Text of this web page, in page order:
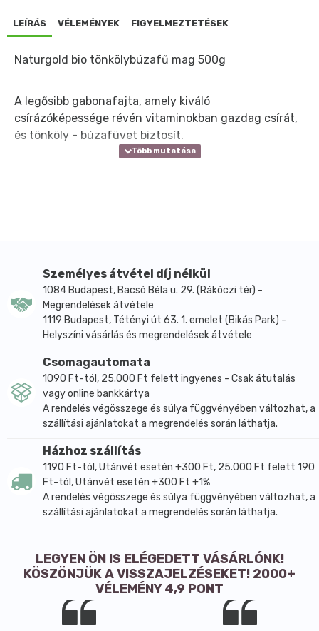
LEÍRÁS VÉLEMÉNYEK FIGYELMEZTETÉSEK
Naturgold bio tönkölybúzafű mag 500g
A legősibb gabonafajta, amely kiváló
csírázóképessége révén vitaminokban gazdag csírát,
és tönköly - búzafüvet biztosít.
Személyes átvétel díj nélkül
1084 Budapest, Bacsó Béla u. 29. (Rákóczi tér) -
Megrendelések átvétele
1119 Budapest, Tétényi út 63. 1. emelet (Bikás Park) -
Helyszíni vásárlás és megrendelések átvétele
Csomagautomata
1090 Ft-tól, 25.000 Ft felett ingyenes - Csak átutalás
vagy online bankkártya
A rendelés végösszege és súlya függvényében változhat, a
szállítási ajánlatokat a megrendelés során láthatja.
Házhoz szállítás
1190 Ft-tól, Utánvét esetén +300 Ft, 25.000 Ft felett 190
Ft-tól, Utánvét esetén +300 Ft +1%
A rendelés végösszege és súlya függvényében változhat, a
szállítási ajánlatokat a megrendelés során láthatja.
LEGYEN ÖN IS ELÉGEDETT VÁSÁRLÓNK!
KÖSZÖNJÜK A VISSZAJELZÉSEKET! 2000+
VÉLEMÉNY 4,9 PONT